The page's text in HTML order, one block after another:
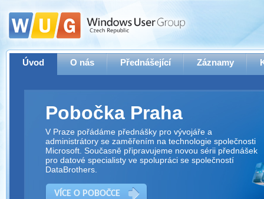
Úvod O nás Přednášející Záznamy
Pobočka Praha
V Praze pořádáme přednášky pro vývojáře a
administrátory se zaměřením na technologie společnosti
Microsoft. Současně připravujeme novou sérii přednášek
pro datové specialisty ve spolupráci se společností
DataBrothers.
VÍCE O POBOČCE